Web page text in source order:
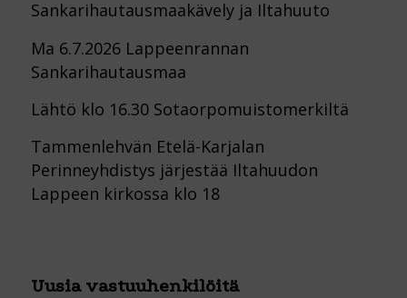
Sankarihautausmaakävely ja Iltahuuto
Ma 6.7.2026 Lappeenrannan
Sankarihautausmaa
Lähtö klo 16.30 Sotaorpomuistomerkiltä
Tammenlehvän Etelä-Karjalan
Perinneyhdistys järjestää Iltahuudon
Lappeen kirkossa klo 18
Uusia vastuuhenkilöitä